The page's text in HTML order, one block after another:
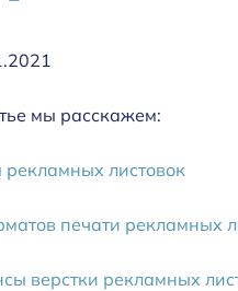
мы расскажем:
листовок
печати рекламных
верстки рекламных